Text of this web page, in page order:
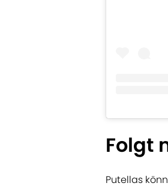
Folgt
Putellas